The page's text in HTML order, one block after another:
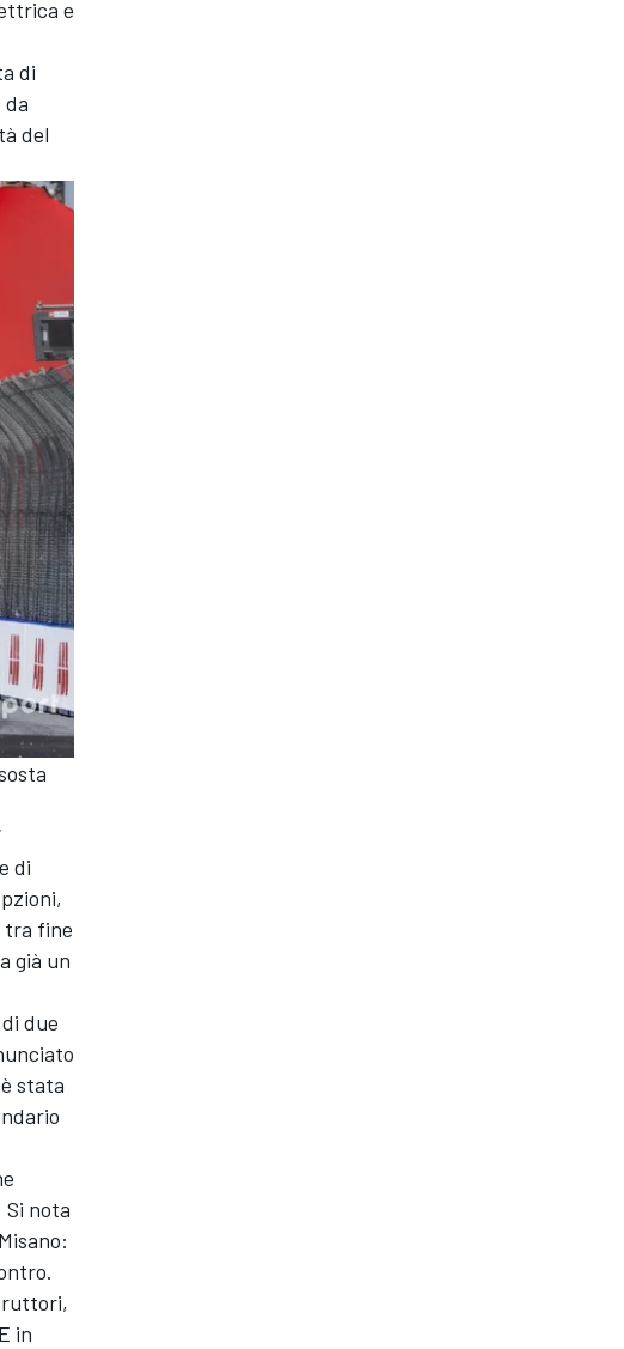
e
di
da
del
di
tra fine
già un
due
stata
nota
in